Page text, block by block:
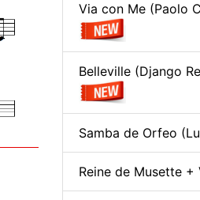
Via con Me (Paolo
Belleville (Django
Samba de Orfeo
Reine de Musette +